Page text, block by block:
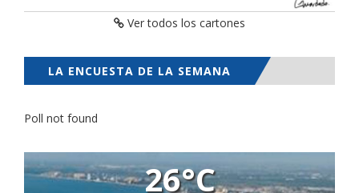
Ver todos los cartones
LA ENCUESTA DE LA SEMANA
Poll not found
26°C